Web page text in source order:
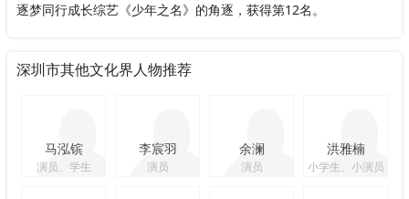
逐梦同行成长综艺《少年之名》的角逐，获得第12名。
深圳市其他文化界人物推荐
马泓镔
演员、学生
李宸羽
演员
余澜
演员
洪雅楠
小学生、小演员